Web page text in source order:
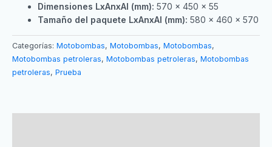
Dimensiones LxAnxAl (mm): 570 x 450 x 55
Tamaño del paquete LxAnxAl (mm): 580 x 460 x 570
Categorías: Motobombas, Motobombas, Motobombas,
Motobombas petroleras, Motobombas petroleras, Motobombas
petroleras, Prueba